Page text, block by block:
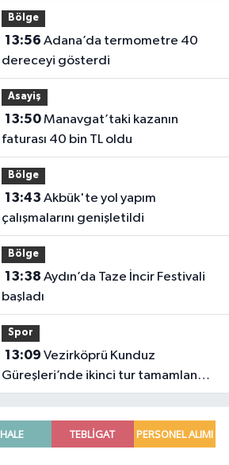
Bölge
13:56
dereceyi gösterdi
Asayiş
13:50Manavgat’taki kazanın
faturası 40 bin TL oldu
Bölge
13:43
çalışmalarını genişletildi
Bölge
13:38
başladı
Spor
13:09
Güreşleri’nde ikinci tur tamamlandı.
İşte tur atlayan 32 başpehlivan